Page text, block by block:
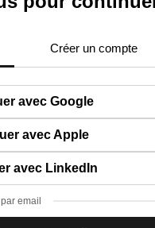
Créer un compte
avec Google
avec Apple
avec LinkedIn
email